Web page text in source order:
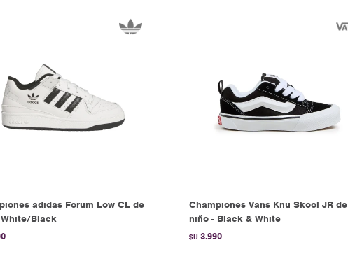
adidas Forum Low CL de
Black
Championes Vans Knu Skool JR de
niño - Black & White
$U 3.990